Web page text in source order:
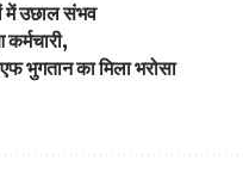
में उछाल संभव
भुगतान का मिला भरोसा